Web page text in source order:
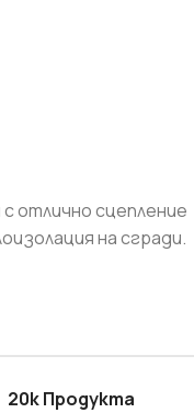
отлично сцепление
на сгради.
20k Продукта